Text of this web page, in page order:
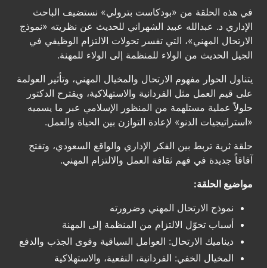
في هذه الحلقة من «بودكاست بترولي» نستضيف الباحث
الإداري د. عبدالله عبيد الشهراني للحديث عن نظريته «نموذج
الارتحال المهني»، التي تفسر تحولات الالتزام الوظيفي في
الجيل الحديث من الولاء للمنظمة إلى الولاء للمهنة.
يتناول الحوار مفهوم الارتحال والمخيال المهني، وتأثير العولمة
على قيم العمل مثل الفردانية والاستهلاكية، ويقترح الدكتور
حلولاً عملية مستلهمة من المنظور الإسلامي عبر ما يسميه
«استراتيجيات الدنو» لإعادة التوازن بين الحياة والعمل.
حلقة ثرية تربط بين الفكر الإداري والواقع السعودي، وتفتح
آفاقاً جديدة في فهم ثقافة العمل والالتزام المهني.
مواضيع الحلقة:
نموذج الارتحال المهني وضرورته
أسباب تحوّل الالتزام من المنظمة إلى المهنة
ديناميك الارتحال: العوامل السياقية وقوى الجذب والدفع
المخيال الخفي: الفردانية، النفعية، والاستهلاكية